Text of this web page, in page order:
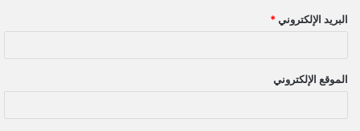
البريد الإلكتروني *
الموقع الإلكتروني